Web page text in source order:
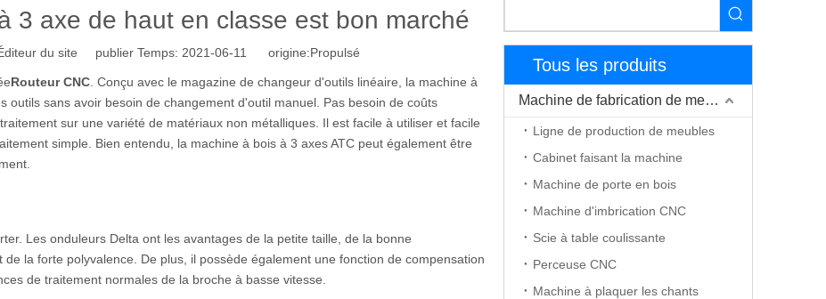
3 axe de haut en classe est bon marché
du site publier Temps: 2021-06-11 origine:Propulsé
Routeur CNC . Conçu avec le magazine de changeur d'outils linéaire, la machine à
outils sans avoir besoin de changement d'outil manuel. Pas besoin de coûts
sur une variété de matériaux non métalliques. Il est facile à utiliser et facile
simple. Bien entendu, la machine à bois à 3 axes ATC peut également être
Les onduleurs Delta ont les avantages de la petite taille, de la bonne
la forte polyvalence. De plus, il possède également une fonction de compensation
de traitement normales de la broche à basse vitesse.
Tous les produits
Machine de fabrication de meubles
Ligne de production de meubles
Cabinet faisant la machine
Machine de porte en bois
Machine d'imbrication CNC
Scie à table coulissante
Perceuse CNC
Machine à plaquer les chants